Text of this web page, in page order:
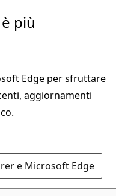
più
Edge per sfruttare
aggiornamenti
e Microsoft Edge